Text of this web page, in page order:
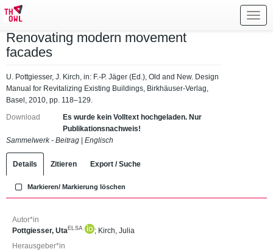
Renovating modern movement
facades
U. Pottgiesser, J. Kirch, in: F.-P. Jäger (Ed.), Old and New. Design
Manual for Revitalizing Existing Buildings, Birkhäuser-Verlag,
Basel, 2010, pp. 118–129.
Download
Es wurde kein Volltext hochgeladen. Nur
Publikationsnachweis!
Sammelwerk - Beitrag
Englisch
Details Zitieren Export / Suche
Markieren/ Markierung löschen
Autor*in
Pottgiesser, Uta ELSA ; Kirch, Julia
Herausgeber*in